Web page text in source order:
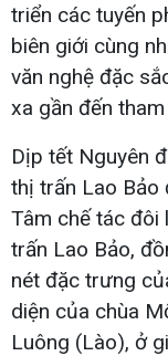
triển các tuyến
biên giới cùng
văn nghệ đặc
xa gần đến
Dịp tết Nguyên
thị trấn Lao Bảo
Tâm chế tác đôi
trấn Lao Bảo,
nét đặc trưng
diện của chùa
Luông (Lào), ở